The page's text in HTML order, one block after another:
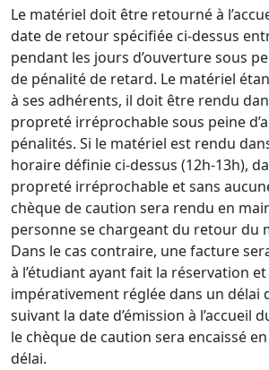
Le matériel doit être retourné à
date de retour spécifiée ci-dessus
pendant les jours d’ouverture sous
de pénalité de retard. Le matériel
à ses adhérents, il doit être rendu
propreté irréprochable sous peine
pénalités. Si le matériel est rendu
horaire définie ci-dessus (12h-13h),
propreté irréprochable et sans
chèque de caution sera rendu en
personne se chargeant du retour du
Dans le cas contraire, une facture
à l’étudiant ayant fait la réservation
impérativement réglée dans un délai
suivant la date d’émission à l’accueil
le chèque de caution sera encaissé
délai.